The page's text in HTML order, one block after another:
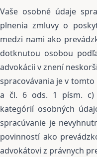
Vaše osobné údaje
plnenia zmluvy o
medzi nami ako
dotknutou osobou
advokácii v znení
spracovávania je v tomto
a čl. 6 ods. 1 písm. c)
kategórií osobných
spracúvanie je
povinností ako
advokátovi z právnych